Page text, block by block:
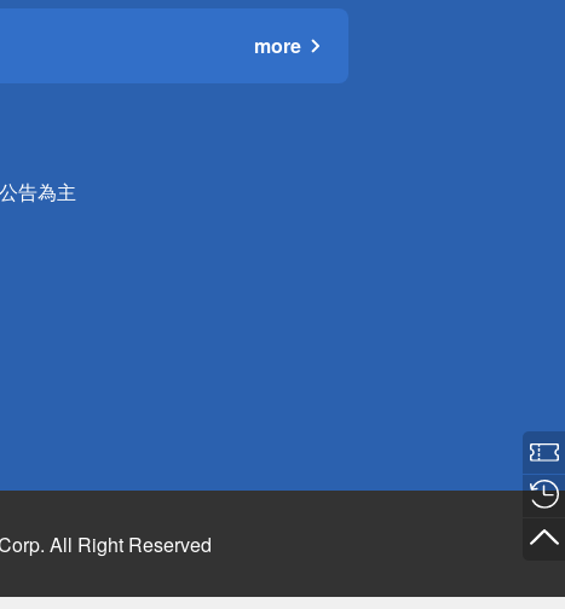
more
告為主
All Right Reserved